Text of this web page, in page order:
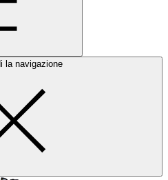
la navigazione